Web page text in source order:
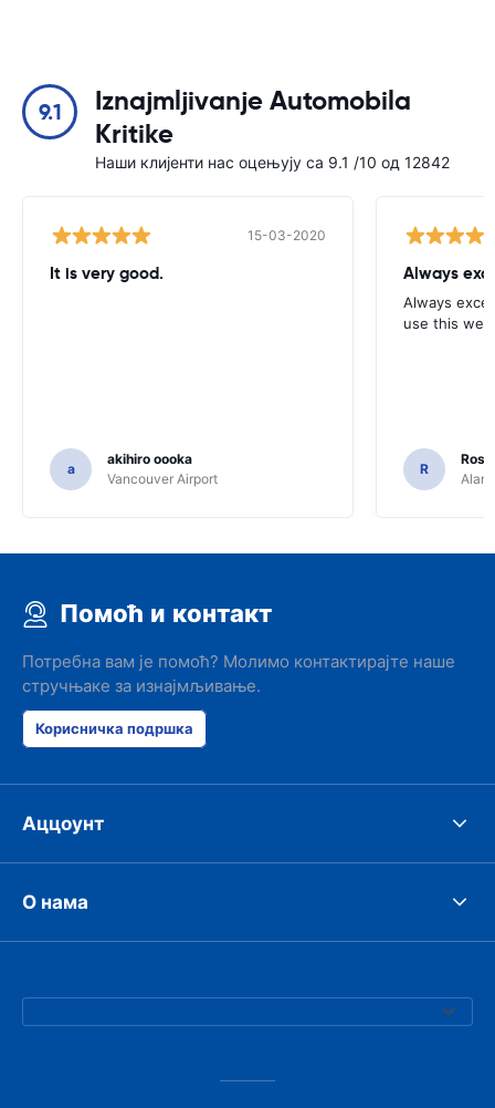
9.1
Iznajmljivanje Automobila
Kritike
Наши клијенти нас оцењују са 9.1 /10 од 12842
15-03-2020
It is very good.
a
akihiro oooka
Vancouver Airport
Always
Always
use this
R
Помоћ и контакт
Потребна вам је помоћ? Молимо контактирајте наше
стручњаке за изнајмљивање.
Корисничка подршка
Аццоунт
О нама